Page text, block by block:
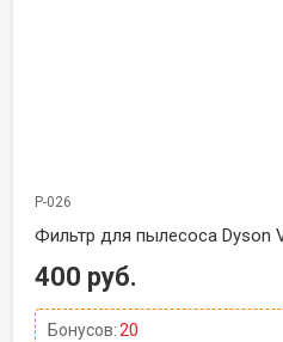
Р-026
Фильтр для пылесоса Dyson
400 руб.
Бонусов:20